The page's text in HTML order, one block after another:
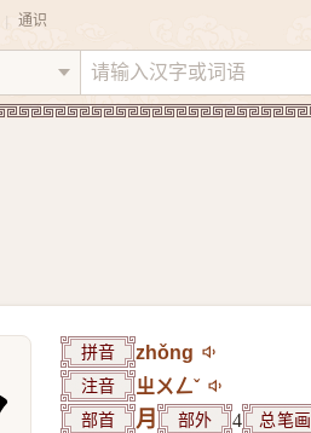
通识
拼音 zhǒng
注音 ㄓㄨㄥˇ
部首 月 部外 4 总笔画